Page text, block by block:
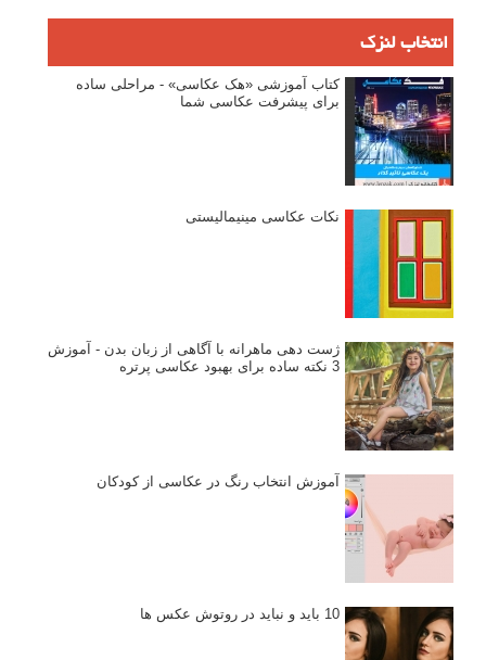
انتخاب لنزک
کتاب آموزشی «هک عکاسی» - مراحلی ساده
برای پیشرفت عکاسی شما
نکات عکاسی مینیمالیستی
ژست دهی ماهرانه با آگاهی از زبان بدن - آموزش
3 نکته ساده برای بهبود عکاسی پرتره
آموزش انتخاب رنگ در عکاسی از کودکان
10 باید و نباید در روتوش عکس ها